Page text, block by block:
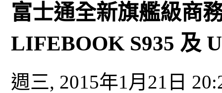
富士通全新旗艦級商
LIFEBOOK S935 及
週三, 2015年1月21日